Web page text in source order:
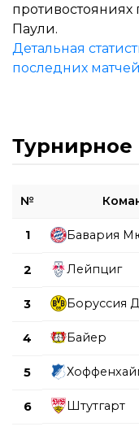
противостояниях
Паули.
Детальная
последних
№
1 Бавария
2 Лейпциг
3 Боруссия
4 Байер
5
6 Штутгарт